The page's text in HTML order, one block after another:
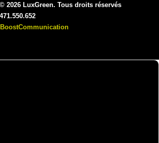
2026 LuxGreen. Tous droits réservés
BoostCommunication